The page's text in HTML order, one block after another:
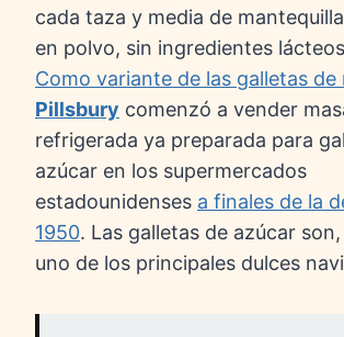
cada taza y media de
en polvo, sin ingredientes
Como variante de las galletas de
Pillsbury comenzó a vender
refrigerada ya preparada para
azúcar en los supermercados
estadounidenses a finales de la
1950. Las galletas de azúcar
uno de los principales dulces